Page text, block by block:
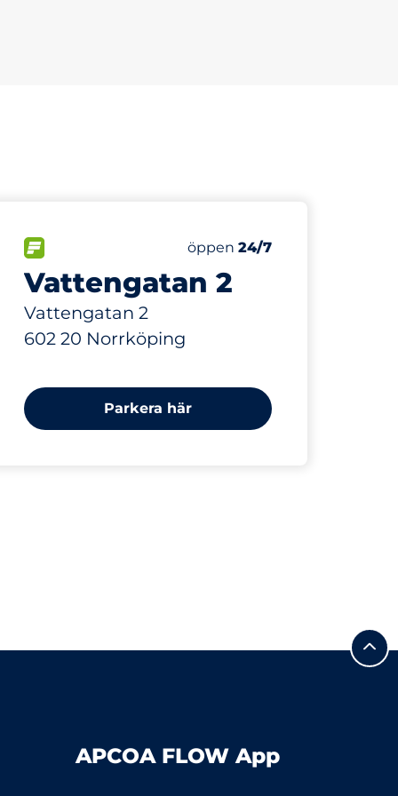
Vattengatan 2
Vattengatan 2
602 20 Norrköping
Torsdag&nbsp
öppen 24/7
427 m
Parkera här
APCOA FLOW App